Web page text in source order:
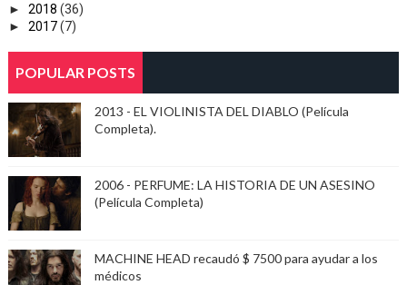
► 2018 (36)
► 2017(7)
POPULAR POSTS
2013 - EL VIOLINISTA DEL DIABLO (Película
Completa).
2006 - PERFUME: LA HISTORIA DE UN ASESINO
(Película Completa)
MACHINE HEAD recaudó $ 7500 para ayudar a los
médicos